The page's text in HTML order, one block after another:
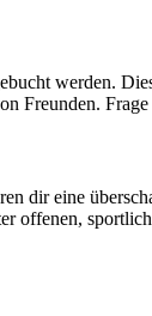
werden.
Freunden.
dir eine
offenen,